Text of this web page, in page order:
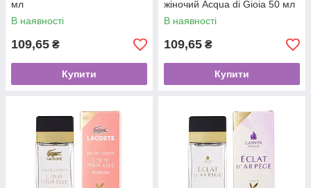
мл
В наявності
109,65 ₴
Купити
жіночий Acqua di Gioia 50 мл
В наявності
109,65 ₴
Купити